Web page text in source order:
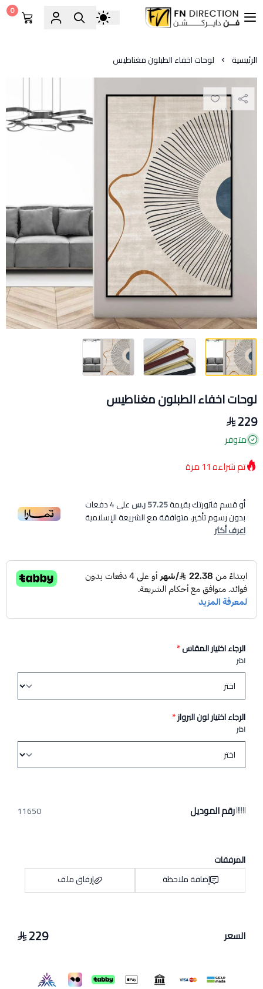
فن دايركشن
0
الرئيسية لوحات اخفاء الطبلون مغناطيس
لوحات اخفاء الطبلون مغناطيس
229
متوفر
تم شراءه11 مرة
أو قسم فاتورتك بقيمة57.25 ر.س على4دفعات
بدون رسوم تأخير، متوافقة مع الشريعة الإسلامية
اعرف أكثر
الرجاء اختيار المقاس*
اختر
الرجاء اختيار لون البرواز*
اختر
رقم الموديل 11650
المرفقات
إضافة ملاحظة
إرفاق ملف
السعر 229